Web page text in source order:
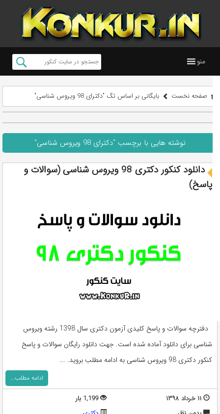
منو
صفحه نخست بایگانی بر اساس تگ "دکترای 98 ویروس شناسی"
نوشته هایی با برچسب "دکترای 98 ویروس شناسی"
دانلود کنکور دکتری 98 ویروس شناسی (سوالات و
پاسخ)
دفترچه سوالات و پاسخ کلیدی آزمون دکتری سال 1398 رشته ویروس
شناسی برای دانلود آماده شده است. جهت دانلود رایگان سوالات و پاسخ
کنکور دکتری 98 ویروس شناسی به ادامه مطلب بروید. ...
ادامه مطلب...
۱۱ خرداد ۱۳۹۸
1,199 بار